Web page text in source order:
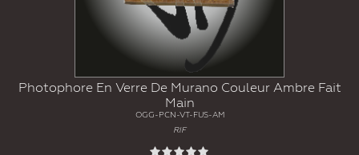
Photophore En Verre De Murano Couleur Ambre Fait
Main
OGG-PCN-VT-FUS-AM
RIF